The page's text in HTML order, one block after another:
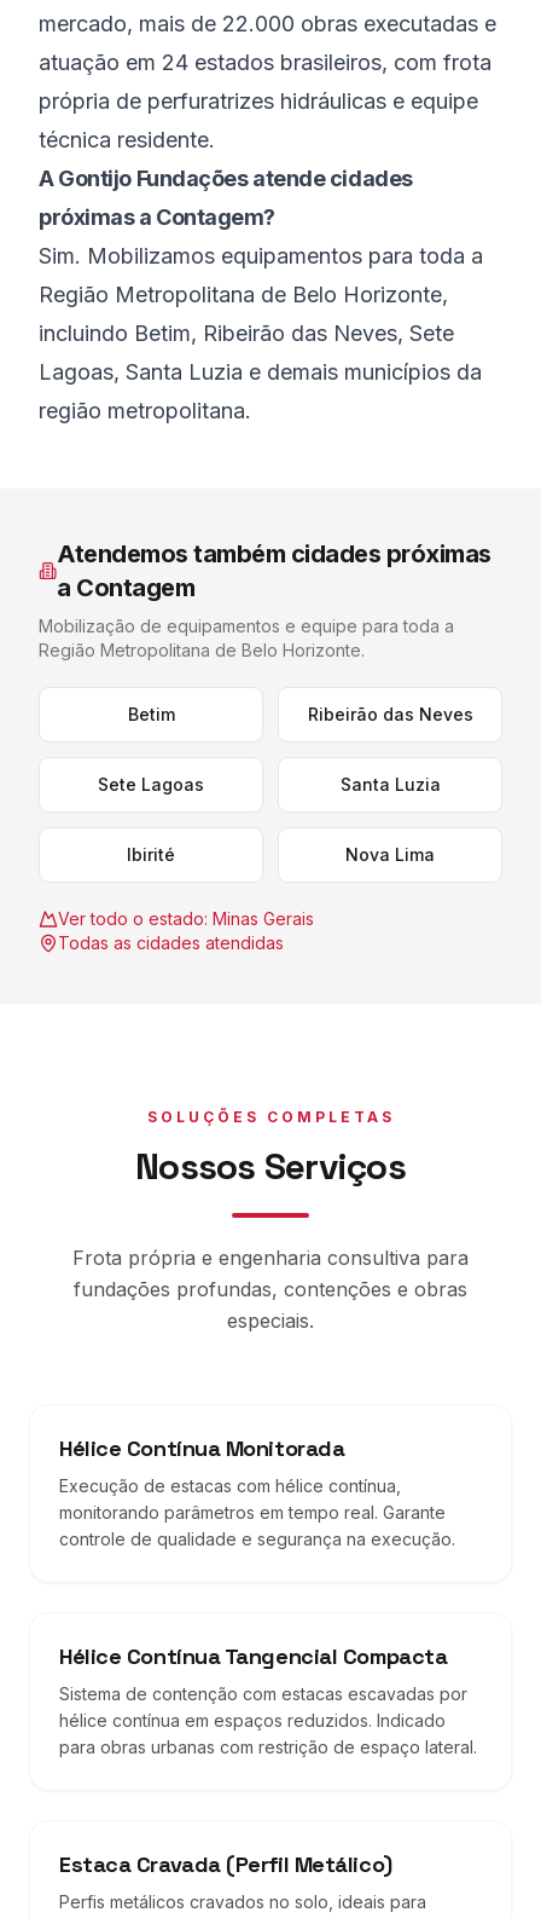
mercado, mais de 22.000 obras executadas e
atuação em 24 estados brasileiros, com frota
própria de perfuratrizes hidráulicas e equipe
técnica residente.
A Gontijo Fundações atende cidades
próximas a Contagem?
Sim. Mobilizamos equipamentos para toda a
Região Metropolitana de Belo Horizonte,
incluindo Betim, Ribeirão das Neves, Sete
Lagoas, Santa Luzia e demais municípios da
região metropolitana.
Atendemos também cidades próximas
a Contagem
Mobilização de equipamentos e equipe para toda a
Região Metropolitana de Belo Horizonte.
Betim Ribeirão das Neves
Sete Lagoas Santa Luzia
Ibirité Nova Lima
Ver todo o estado: Minas Gerais
Todas as cidades atendidas
SOLUÇÕES COMPLETAS
Nossos Serviços
Frota própria e engenharia consultiva para
fundações profundas, contenções e obras
especiais.
Hélice Contínua Monitorada
Execução de estacas com hélice contínua,
monitorando parâmetros em tempo real. Garante
controle de qualidade e segurança na execução.
Hélice Contínua Tangencial Compacta
Sistema de contenção com estacas escavadas por
hélice contínua em espaços reduzidos. Indicado
para obras urbanas com restrição de espaço lateral.
Estaca Cravada (Perfil Metálico)
Perfis metálicos cravados no solo, ideais para